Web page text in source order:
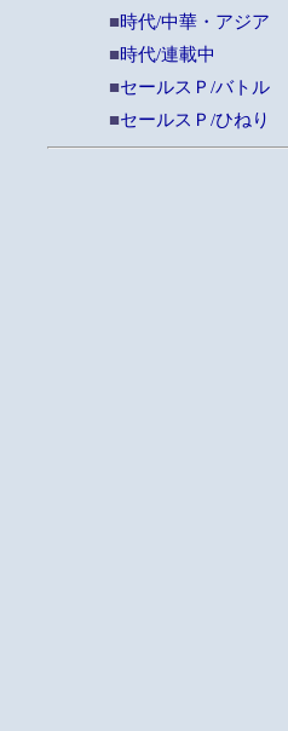
■時代/中華・アジア
■時代/連載中
■セールスＰ/バトル
■セールスＰ/ひねり